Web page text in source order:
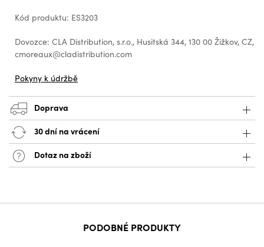
Kód produktu: ES3203
Dovozce: CLA Distribution, s.r.o., Husitská 344, 130 00 Žižkov, CZ,
cmoreaux@cladistribution.com
Pokyny k údržbě
Doprava
30 dní na vrácení
Dotaz na zboží
PODOBNÉ PRODUKTY